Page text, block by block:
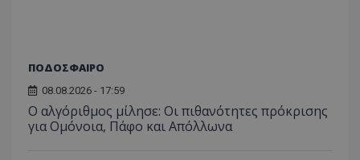
ΠΟΔΟΣΦΑΙΡΟ
08.08.2026 - 17:59
Ο αλγόριθμος μίλησε: Οι πιθανότητες πρόκρισης
για Ομόνοια, Πάφο και Απόλλωνα